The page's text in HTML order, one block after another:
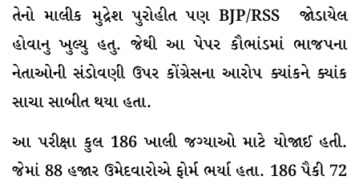
તેનો માલીક મુદ્રેશ પુરોહીત પણ BJP/RSS જોડાયેલ
હોવાનુ ખુલ્યુ હતુ. જેથી આ પેપર કૌભાંડમાં ભાજપના
નેતાઓની સંડોવણી ઉપર કોંગ્રેસના આરોપ ક્યાંકને ક્યાંક
સાચા સાબીત થયા હતા.
આ પરીક્ષા કુલ 186 ખાલી જગ્યાઓ માટે યોજાઈ હતી.
જેમાં 88 હજાર ઉમેદવારોએ ફોર્મ ભર્યા હતા. 186 પૈકી 72